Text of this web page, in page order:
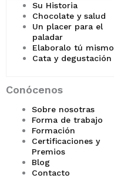
Su Historia
Chocolate y salud
Un placer para el
paladar
Elaboralo tú mismo
Cata y degustación
Conócenos
Sobre nosotras
Forma de trabajo
Formación
Certificaciones y
Premios
Blog
Contacto